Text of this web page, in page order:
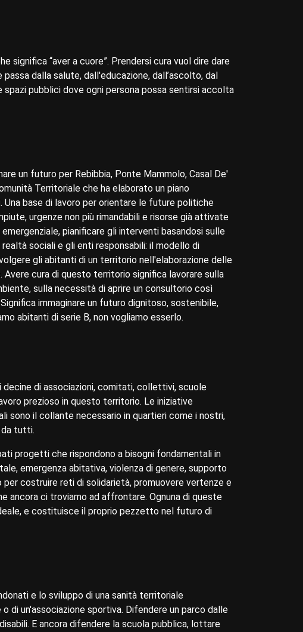
significa “aver a cuore”. Prendersi cura vuol dire dare
dalla salute, dall'educazione, dall’ascolto, dal
pubblici dove ogni persona possa sentirsi accolta
un futuro per Rebibbia, Ponte Mammolo, Casal De'
Territoriale che ha elaborato un piano
base di lavoro per orientare le future politiche
urgenze non più rimandabili e risorse già attivate
pianificare gli interventi basandosi sulle
sociali e gli enti responsabili: il modello di
gli abitanti di un territorio nell'elaborazione delle
cura di questo territorio significa lavorare sulla
sulla necessità di aprire un consultorio così
immaginare un futuro dignitoso, sostenibile,
abitanti di serie B, non vogliamo esserlo.
di associazioni, comitati, collettivi, scuole
prezioso in questo territorio. Le iniziative
sono il collante necessario in quartieri come i nostri,
da tutti.
progetti che rispondono a bisogni fondamentali in
emergenza abitativa, violenza di genere, supporto
costruire reti di solidarietà, promuovere vertenze e
ancora ci troviamo ad affrontare. Ognuna di queste
e costituisce il proprio pezzetto nel futuro di
e lo sviluppo di una sanità territoriale
di un'associazione sportiva. Difendere un parco dalle
E ancora difendere la scuola pubblica, lottare